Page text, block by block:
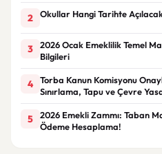
2 Okullar Hangi Tarihte
3
2026 Ocak Emeklilik Temel
Bilgileri
4
Torba Kanun Komisyonu
Sınırlama, Tapu ve Çevre
5
2026 Emekli Zammı: Taban
Ödeme Hesaplama!